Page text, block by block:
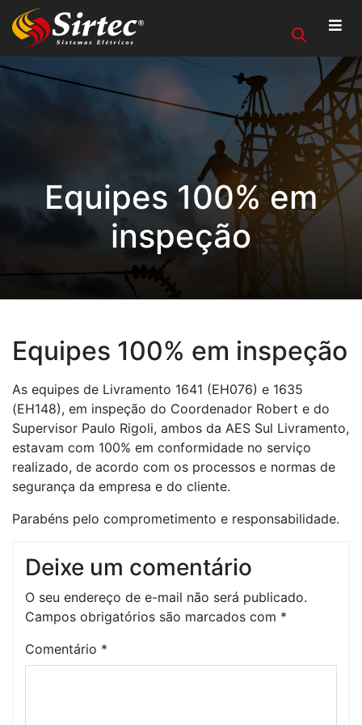
Equipes 100% em
inspeção
Equipes 100% em inspeção
As equipes de Livramento 1641 (EH076) e 1635
(EH148), em inspeção do Coordenador Robert e do
Supervisor Paulo Rigoli, ambos da AES Sul Livramento,
estavam com 100% em conformidade no serviço
realizado, de acordo com os processos e normas de
segurança da empresa e do cliente.
Parabéns pelo comprometimento e responsabilidade.
Deixe um comentário
O seu endereço de e-mail não será publicado.
Campos obrigatórios são marcados com *
Comentário *